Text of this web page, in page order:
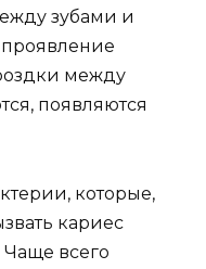
зубами и
проявление
между
появляются
которые,
кариес
Чаще всего